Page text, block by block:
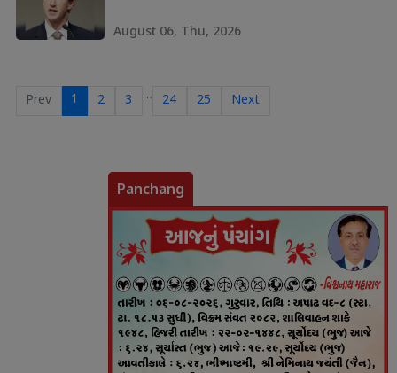
August 06, Thu, 2026
Prev 1 2 3 … 24 25 Next
Panchang